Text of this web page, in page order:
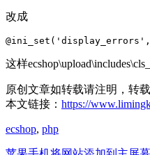
改成
这样
原创文章如转载请注明，转载
本文链接： https://
ecshop, php